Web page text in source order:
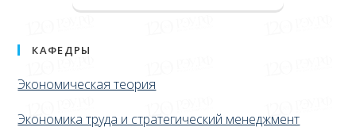
КАФЕДРЫ
Экономическая теория
Экономика труда и стратегический менеджмент